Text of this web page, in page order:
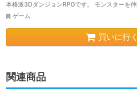
本格派3DダンジョンRPGです。 モンスターを
ゲーム
買いに行く
関連商品